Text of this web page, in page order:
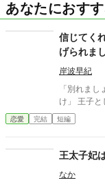
あなたにおす
信じてく
げられま
岸波早紀
「別れま
け」 王子と
恋愛 完結 短編
王太子妃
なか